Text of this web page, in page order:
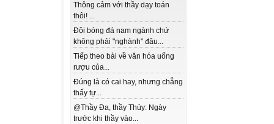
Thông cảm với thầy dạy toán
thôi! ...
Đội bóng đá nam ngành chứ
không phải "nghành" đâu...
Tiếp theo bài về văn hóa uống
rượu của...
Đúng là có cai hay, nhưng chẳng
thấy tự...
@Thầy Đa, thầy Thủy: Ngày
trước khi thầy vào...